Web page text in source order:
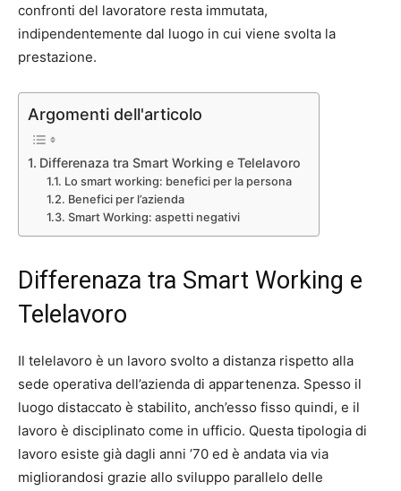
confronti del lavoratore resta immutata,
indipendentemente dal luogo in cui viene svolta la
prestazione.
Argomenti dell'articolo
Differenaza tra Smart Working e Telelavoro
Lo smart working: benefici per la persona
Benefici per l’azienda
Smart Working: aspetti negativi
Differenaza tra Smart Working e
Telelavoro
Il telelavoro è un lavoro svolto a distanza rispetto alla
sede operativa dell’azienda di appartenenza. Spesso il
luogo distaccato è stabilito, anch’esso fisso quindi, e il
lavoro è disciplinato come in ufficio. Questa tipologia di
lavoro esiste già dagli anni ’70 ed è andata via via
migliorandosi grazie allo sviluppo parallelo delle